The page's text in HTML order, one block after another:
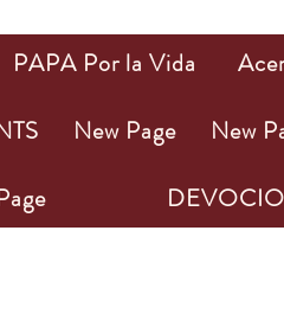
PAPA Por la Vida
New Page
New